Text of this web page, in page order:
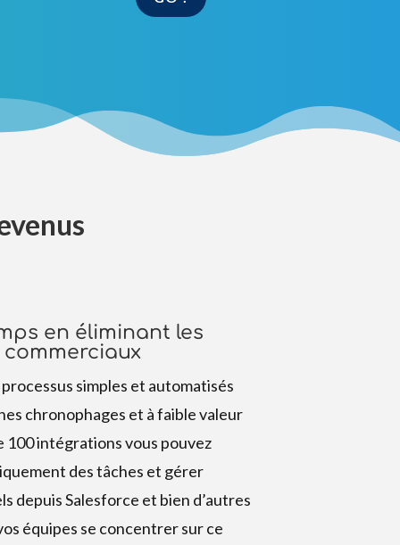
en éliminant les
simples et automatisés
chronophages et à faible valeur
100 intégrations vous pouvez
des tâches et gérer
depuis Salesforce et bien d’autres
équipes se concentrer sur ce